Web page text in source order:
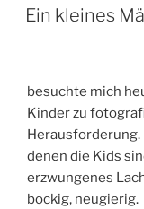
AM
Ein kleines
besuchte mich
Kinder zu
denen die Kids
erzwungenes
bockig, neugierig.